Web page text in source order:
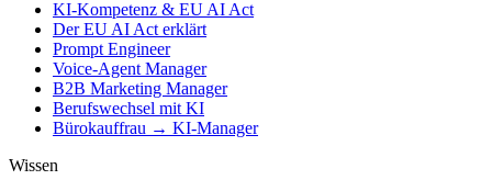
KI-Kompetenz & EU AI Act
Der EU AI Act erklärt
Prompt Engineer
Voice-Agent Manager
B2B Marketing Manager
Berufswechsel mit KI
Bürokauffrau → KI-Manager
Wissen